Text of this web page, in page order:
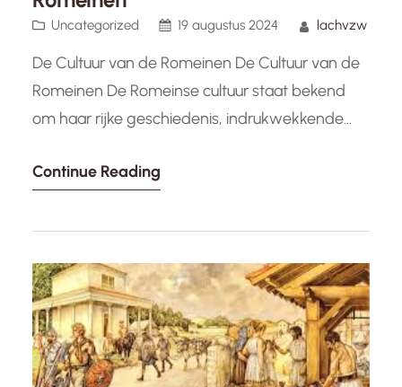
Uncategorized 19 augustus 2024 lachvzw
De Cultuur van de Romeinen De Cultuur van de
Romeinen De Romeinse cultuur staat bekend
om haar rijke geschiedenis, indrukwekkende
samenleving. Als een van de grootste en
hebben de Romeinen een blijvende erfenis
voelbaar is. Een…
Continue Reading